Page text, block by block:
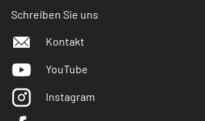
Schreiben Sie uns
Kontakt
YouTube
Instagram